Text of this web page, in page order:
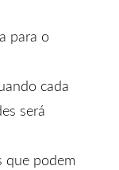
para o
cada
será
que podem